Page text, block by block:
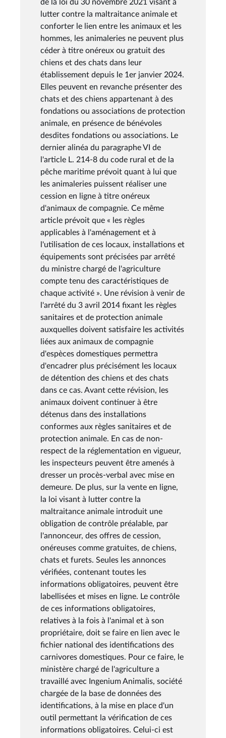
de la loi du 30 novembre 2021 visant à
lutter contre la maltraitance animale et
conforter le lien entre les animaux et les
hommes, les animaleries ne peuvent plus
céder à titre onéreux ou gratuit des
chiens et des chats dans leur
établissement depuis le 1er janvier 2024.
Elles peuvent en revanche présenter des
chats et des chiens appartenant à des
fondations ou associations de protection
animale, en présence de bénévoles
desdites fondations ou associations. Le
dernier alinéa du paragraphe VI de
l'article L. 214-8 du code rural et de la
pêche maritime prévoit quant à lui que
les animaleries puissent réaliser une
cession en ligne à titre onéreux
d'animaux de compagnie. Ce même
article prévoit que « les règles
applicables à l'aménagement et à
l'utilisation de ces locaux, installations et
équipements sont précisées par arrêté
du ministre chargé de l'agriculture
compte tenu des caractéristiques de
chaque activité ». Une révision à venir de
l'arrêté du 3 avril 2014 fixant les règles
sanitaires et de protection animale
auxquelles doivent satisfaire les activités
liées aux animaux de compagnie
d'espèces domestiques permettra
d'encadrer plus précisément les locaux
de détention des chiens et des chats
dans ce cas. Avant cette révision, les
animaux doivent continuer à être
détenus dans des installations
conformes aux règles sanitaires et de
protection animale. En cas de non-
respect de la réglementation en vigueur,
les inspecteurs peuvent être amenés à
dresser un procès-verbal avec mise en
demeure. De plus, sur la vente en ligne,
la loi visant à lutter contre la
maltraitance animale introduit une
obligation de contrôle préalable, par
l'annonceur, des offres de cession,
onéreuses comme gratuites, de chiens,
chats et furets. Seules les annonces
vérifiées, contenant toutes les
informations obligatoires, peuvent être
labellisées et mises en ligne. Le contrôle
de ces informations obligatoires,
relatives à la fois à l'animal et à son
propriétaire, doit se faire en lien avec le
fichier national des identifications des
carnivores domestiques. Pour ce faire, le
ministère chargé de l'agriculture a
travaillé avec Ingenium Animalis, société
chargée de la base de données des
identifications, à la mise en place d'un
outil permettant la vérification de ces
informations obligatoires. Celui-ci est